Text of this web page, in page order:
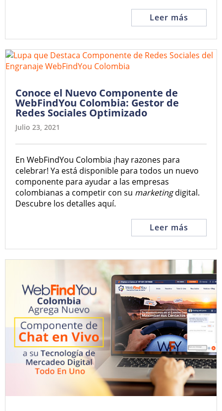
Leer más
Conoce el Nuevo Componente de
WebFindYou Colombia: Gestor de
Redes Sociales Optimizado
Julio 23, 2021
En WebFindYou Colombia ¡hay razones para
celebrar! Ya está disponible para todos un nuevo
componente para ayudar a las empresas
colombianas a competir con su marketingdigital.
Descubre los detalles aquí.
Leer más